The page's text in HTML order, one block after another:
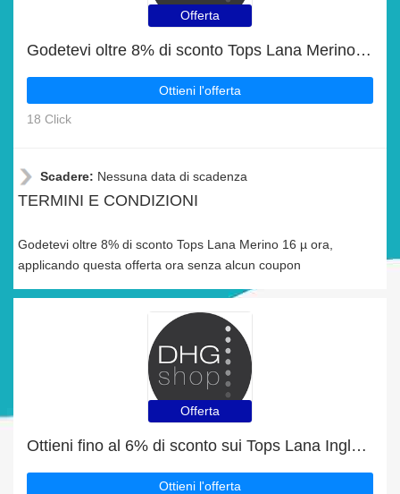
Offerta
Godetevi oltre 8% di sconto Tops Lana Merino 16 µ ora
Ottieni l'offerta
18 Click
Scadere: Nessuna data di scadenza
TERMINI E CONDIZIONI
Godetevi oltre 8% di sconto Tops Lana Merino 16 µ ora,
applicando questa offerta ora senza alcun coupon
Offerta
Ottieni fino al 6% di sconto sui Tops Lana Inglese
Ottieni l'offerta